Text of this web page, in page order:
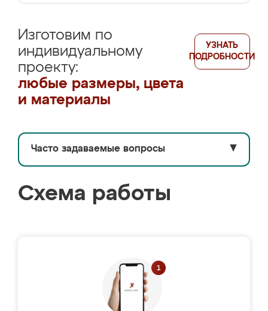
Изготовим по
индивидуальному
проекту:
любые размеры, цвета
и материалы
УЗНАТЬ
ПОДРОБНОСТИ
Часто задаваемые вопросы ▼
Схема работы